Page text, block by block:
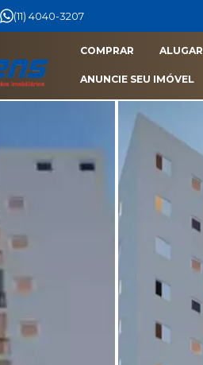
(11) 4040-3207
COMPRAR ALUGAR
ANUNCIE SEU IMÓVEL